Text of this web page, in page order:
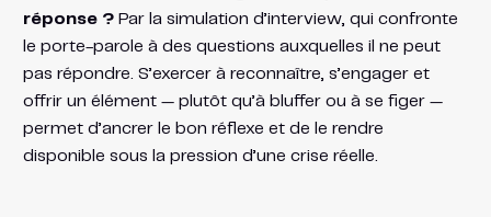
réponse ?Par la simulation d’interview, qui confronte
le porte-parole à des questions auxquelles il ne peut
pas répondre. S’exercer à reconnaître, s’engager et
offrir un élément — plutôt qu’à bluffer ou à se figer —
permet d’ancrer le bon réflexe et de le rendre
disponible sous la pression d’une crise réelle.